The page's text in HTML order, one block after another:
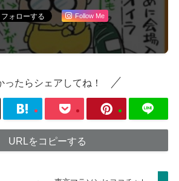
Follow Me
ったらシェアしてね！
URLをコピーする